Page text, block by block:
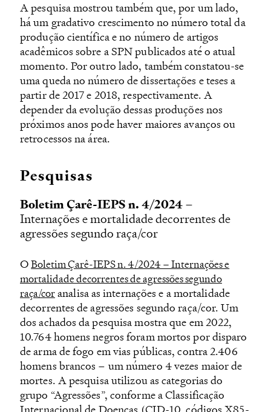
A pesquisa mostrou também que, por um lado,
há um gradativo crescimento no número total da
produção científica e no número de artigos
acadêmicos sobre a SPN publicados até o atual
momento. Por outro lado, também constatou-se
uma queda no número de dissertações e teses a
partir de 2017 e 2018, respectivamente. A
depender da evolução dessas produções nos
próximos anos pode haver maiores avanços ou
retrocessos na área.
Pesquisas
Boletim Çarê-IEPS n. 4/2024 –
Internações e mortalidade decorrentes de
agressões segundo raça/cor
OBoletim Çarê-IEPS n. 4/2024 – Internações e
mortalidade decorrentes de agressões segundo
raça/coranalisa as internações e a mortalidade
decorrentes de agressões segundo raça/cor. Um
dos achados da pesquisa mostra que em 2022,
10.764 homens negros foram mortos por disparo
de arma de fogo em vias públicas, contra 2.406
homens brancos – um número 4 vezes maior de
mortes. A pesquisa utilizou as categorias do
grupo “Agressões”, conforme a Classificação